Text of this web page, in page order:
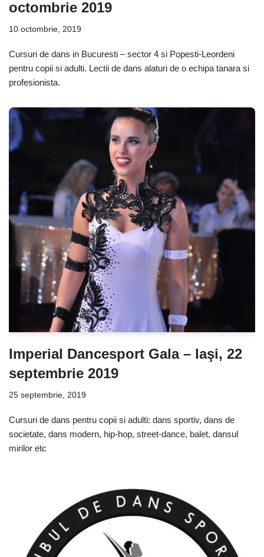
octombrie 2019
10 octombrie, 2019
Cursuri de dans in Bucuresti – sector 4 si Popesti-Leordeni
pentru copii si adulti. Lectii de dans alaturi de o echipa tanara si
profesionista.
Imperial Dancesport Gala – Iaşi, 22
septembrie 2019
25 septembrie, 2019
Cursuri de dans pentru copii si adulti: dans sportiv, dans de
societate, dans modern, hip-hop, street-dance, balet, dansul
mirilor etc